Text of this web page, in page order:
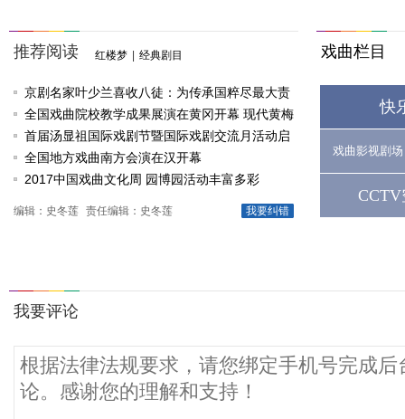
推荐阅读 红楼梦 经典剧目
京剧名家叶少兰喜收八徒：为传承国粹尽最大责
任
全国戏曲院校教学成果展演在黄冈开幕 现代黄梅
戏《槐花谣》倾情..
首届汤显祖国际戏剧节暨国际戏剧交流月活动启
动
全国地方戏曲南方会演在汉开幕
2017中国戏曲文化周 园博园活动丰富多彩
我要纠错
编辑：史冬莲 责任编辑：史冬莲
戏曲栏目
快
戏曲影视剧场